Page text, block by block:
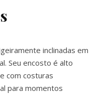
inclinadas em
Seu encosto é alto
com costuras
para momentos